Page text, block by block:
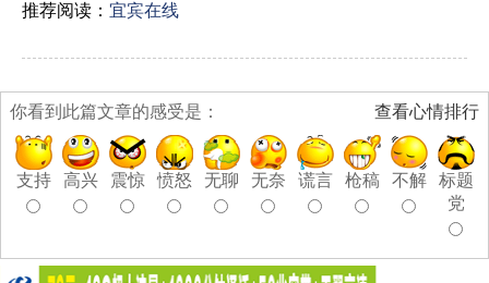
推荐阅读： 宜宾在线
查看心情排行
你看到此篇文章的感受是：
支持 高兴 震惊 愤怒 无聊 无奈 谎言 枪稿 不解
标题
党